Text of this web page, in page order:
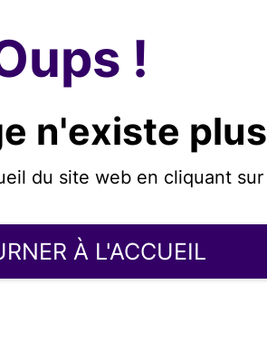
!
n'existe
du site web en cliquant
À L'ACCUEIL